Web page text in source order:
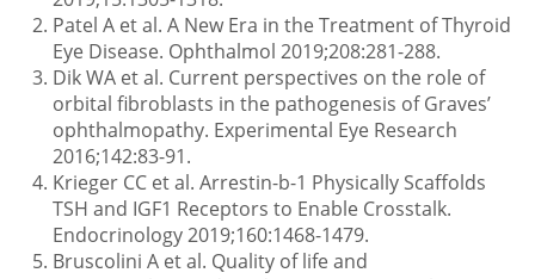
mostrano una notevole capacità di sintesi della
matrice extracellulare (soprattutto ialuronato).
Possono differenziarsi in adipociti e miofibroblasti
con la progressione della malattia contribuendo così
all’espansione o rimodellamento dei tessuti e alla
fibrosi. 3L’aumento del volume dei tessuti orbitari
all’interno dell’orbita ossea, che è uno spazio rigido e
limitato determina la comparsa di manifestazioni
cliniche.3
Segni, sintomi e cause correlate6
Esposizione oculare
dalla TED7
Leggere Guidare Socializzare
La malattia lieve ha un impatto minimo sulla vita
quotidiana, insufficiente a giustificare trattamenti
immunosoppressivi o chirurgici. La malattia
moderata-severa non è pericolosa per la vista ma ha
un impatto significativo sulla vita quotidiana, tale da
giustificare i rischi associati a un intervento medico o
chirurgico e la malattia pericolosa per la vista
riguarda i pazienti con neuropatia ottica distiroidea
e/o compromissione corneale e/o sublussazione del
Patel A et al. A New Era in the Treatment of Thyroid
Eye Disease. Ophthalmol 2019;208:281-288.
Dik WA et al. Current perspectives on the role of
orbital fibroblasts in the pathogenesis of Graves’
ophthalmopathy. Experimental Eye Research
2016;142:83-91.
Krieger CC et al. Arrestin-b-1 Physically Scaffolds
TSH and IGF1 Receptors to Enable Crosstalk.
Endocrinology 2019;160:1468-1479.
Bruscolini A et al. Quality of life and